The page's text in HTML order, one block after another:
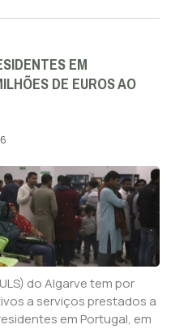
EM
DE EUROS AO
do Algarve tem por
a serviços prestados a
em Portugal, em